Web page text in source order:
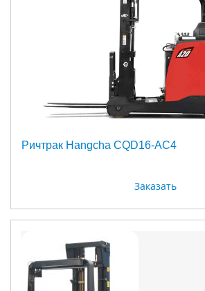
Ричтрак Hangcha CQD16-AC4
Заказать